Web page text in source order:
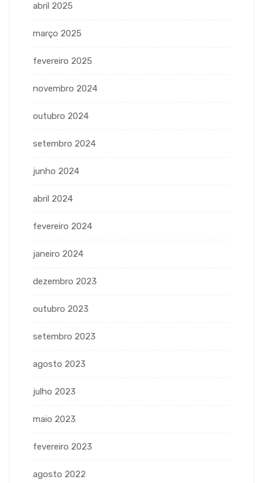
abril 2025
março 2025
fevereiro 2025
novembro 2024
outubro 2024
setembro 2024
junho 2024
abril 2024
fevereiro 2024
janeiro 2024
dezembro 2023
outubro 2023
setembro 2023
agosto 2023
julho 2023
maio 2023
fevereiro 2023
agosto 2022